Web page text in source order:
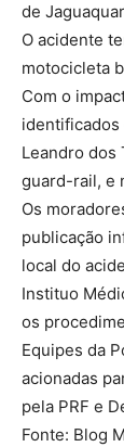
de
O acidente
motocicleta
Com o
identificados
Leandro dos
guard-rail, e
Os
publicação
local do
Instituo
os
Equipes da
acionadas
pela PRF e
Fonte: Blog